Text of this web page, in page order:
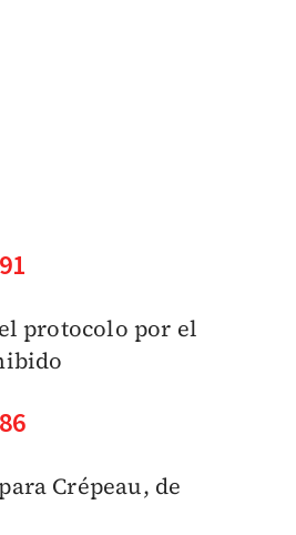
protocolo por el
Crépeau, de